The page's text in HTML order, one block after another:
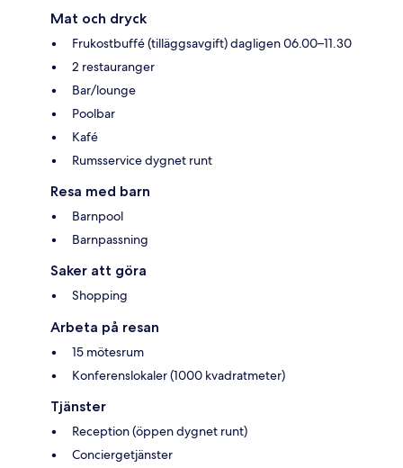
Mat och dryck
Frukostbuffé (tilläggsavgift) dagligen 06.00–11.30
2 restauranger
Bar/lounge
Poolbar
Kafé
Rumsservice dygnet runt
Resa med barn
Barnpool
Barnpassning
Saker att göra
Shopping
Arbeta på resan
15 mötesrum
Konferenslokaler (1000 kvadratmeter)
Tjänster
Reception (öppen dygnet runt)
Conciergetjänster